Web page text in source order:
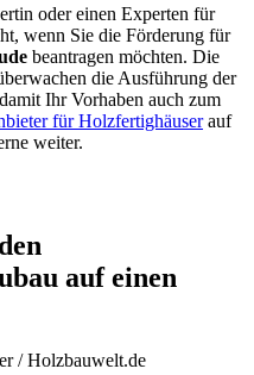
oder einen Experten für
wenn Sie die Förderung für
beantragen möchten. Die
die Aus­führung der
Ihr Vor­haben auch zum
für Holzfertighäuserauf
weiter.
auf einen